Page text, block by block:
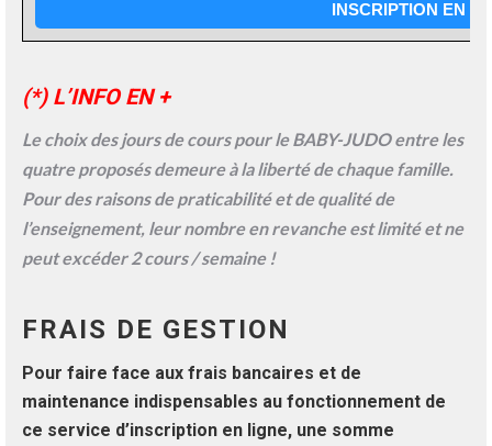
INSCRIPTION EN
(*) L’INFO EN +
Le choix des jours de cours pour le BABY-JUDO entre les
quatre proposés demeure à la liberté de chaque famille.
Pour des raisons de praticabilité et de qualité de
l’enseignement, leur nombre en revanche est limité et ne
peut excéder2 cours / semaine !
FRAIS DE GESTION
Pour faire face aux frais bancaires et de
maintenance indispensables au fonctionnement de
ce service d’inscription en ligne, une somme